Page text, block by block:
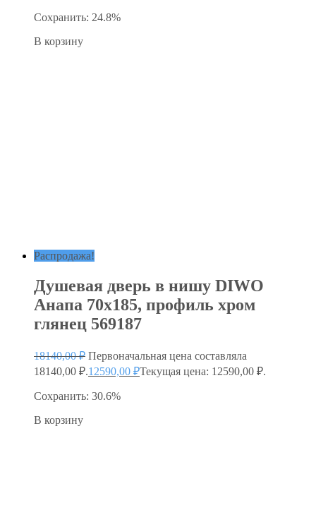
Сохранить: 24.8%
В корзину
Распродажа!
Душевая дверь в нишу DIWO
Анапа 70х185, профиль хром
глянец 569187
18140,00₽ Первоначальная цена составляла
18140,00 ₽.12590,00 ₽Текущая цена: 12590,00 ₽.
Сохранить: 30.6%
В корзину